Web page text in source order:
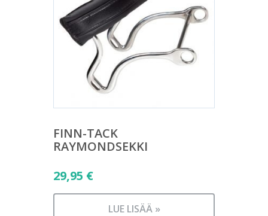
FINN-TACK
RAYMONDSEKKI
29,95 €
LUE LISÄÄ »